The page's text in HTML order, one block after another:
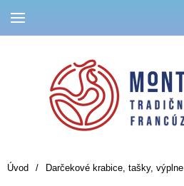
Úvod / Darčekové krabice, tašky, výplne